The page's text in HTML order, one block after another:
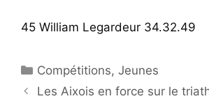
45 William Legardeur 34.32.49
Catégories
Compétitions,Jeunes
Les Aixois en force sur le